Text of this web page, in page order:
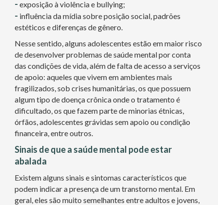
- exposição à violência e bullying;
- influência da mídia sobre posição social, padrões
estéticos e diferenças de gênero.
Nesse sentido, alguns adolescentes estão em maior risco
de desenvolver problemas de saúde mental por conta
das condições de vida, além de falta de acesso a serviços
de apoio: aqueles que vivem em ambientes mais
fragilizados, sob crises humanitárias, os que possuem
algum tipo de doença crônica onde o tratamento é
dificultado, os que fazem parte de minorias étnicas,
órfãos, adolescentes grávidas sem apoio ou condição
financeira, entre outros.
Sinais de que a saúde mental pode estar
abalada
Existem alguns sinais e sintomas característicos que
podem indicar a presença de um transtorno mental. Em
geral, eles são muito semelhantes entre adultos e jovens,